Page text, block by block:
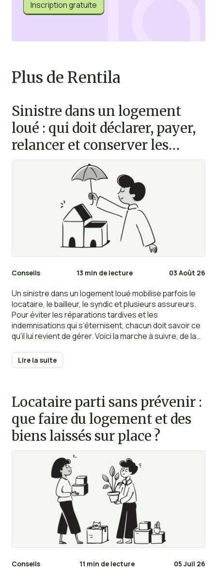
Inscription gratuite
Plus de Rentila
Sinistre dans un logement
loué : qui doit déclarer, payer,
relancer et conserver les
preuves ?
Conseils 13 min de lecture 03 Août 26
Un sinistre dans un logement loué mobilise parfois le
locataire, le bailleur, le syndic et plusieurs assureurs.
Pour éviter les réparations tardives et les
indemnisations qui s’éternisent, chacun doit savoir ce
qu’il lui revient de gérer. Voici la marche à suivre, de la
Lire la suite
Locataire parti sans prévenir :
que faire du logement et des
biens laissés sur place ?
Conseils 11 min de lecture 05 Juil 26